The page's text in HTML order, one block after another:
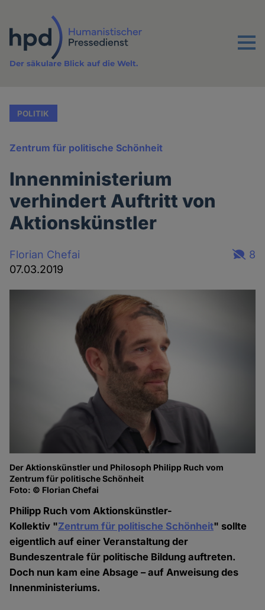
Inhalt
Menu
Der säkulare Blick auf die Welt.
POLITIK
Zentrum für politische Schönheit
Innenministerium
verhindert Auftritt von
Aktionskünstler
Florian Chefai
07.03.2019
8
Der Aktionskünstler und Philosoph Philipp Ruch vom
Zentrum für politische Schönheit
Foto: © Florian Chefai
Philipp Ruch vom Aktionskünstler-
Kollektiv "Zentrum für politische Schönheit" sollte
eigentlich auf einer Veranstaltung der
Bundeszentrale für politische Bildung auftreten.
Doch nun kam eine Absage – auf Anweisung des
Innenministeriums.